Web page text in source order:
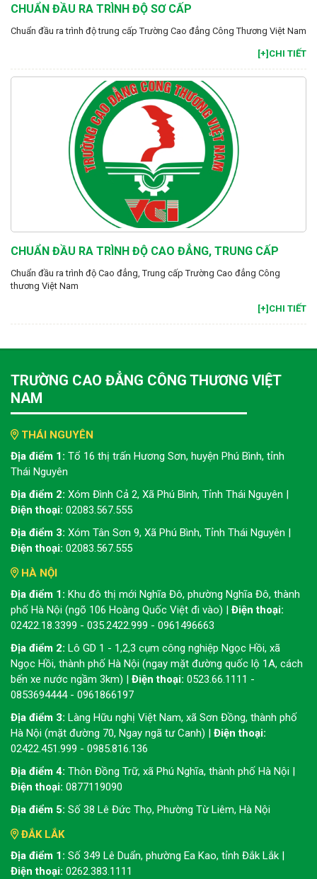
CHUẨN ĐẦU RA TRÌNH ĐỘ SƠ CẤP
Chuẩn đầu ra trình độ trung cấp Trường Cao đẳng Công Thương Việt Nam
[+]CHI TIẾT
CHUẨN ĐẦU RA TRÌNH ĐỘ CAO ĐẲNG, TRUNG CẤP
Chuẩn đầu ra trình độ Cao đẳng, Trung cấp Trường Cao đẳng Công
thương Việt Nam
[+]CHI TIẾT
TRƯỜNG CAO ĐẲNG CÔNG THƯƠNG VIỆT
NAM
THÁI NGUYÊN
Địa điểm 1: Tổ 16 thị trấn Hương Sơn, huyện Phú Bình, tỉnh
Thái Nguyên
Địa điểm 2: Xóm Đình Cả 2, Xã Phú Bình, Tỉnh Thái Nguyên |
Điện thoại: 02083.567.555
Địa điểm 3: Xóm Tân Sơn 9, Xã Phú Bình, Tỉnh Thái Nguyên |
Điện thoại: 02083.567.555
HÀ NỘI
Địa điểm 1: Khu đô thị mới Nghĩa Đô, phường Nghĩa Đô, thành
phố Hà Nội (ngõ 106 Hoàng Quốc Việt đi vào) | Điện thoại:
02422.18.3399 - 035.2422.999 - 0961496663
Địa điểm 2: Lô GD 1 - 1,2,3 cụm công nghiệp Ngọc Hồi, xã
Ngọc Hồi, thành phố Hà Nội (ngay mặt đường quốc lộ 1A, cách
bến xe nước ngầm 3km) | Điện thoại: 0523.66.1111 -
0853694444 - 0961866197
Địa điểm 3: Làng Hữu nghị Việt Nam, xã Sơn Đồng, thành phố
Hà Nội (mặt đường 70, Ngay ngã tư Canh) | Điện thoại:
02422.451.999 - 0985.816.136
Địa điểm 4: Thôn Đồng Trữ, xã Phú Nghĩa, thành phố Hà Nội |
Điện thoại: 0877119090
Địa điểm 5: Số 38 Lê Đức Thọ, Phường Từ Liêm, Hà Nội
ĐẮK LẮK
Địa điểm 1: Số 349 Lê Duẩn, phường Ea Kao, tỉnh Đắk Lắk |
Điện thoại: 0262.383.1111